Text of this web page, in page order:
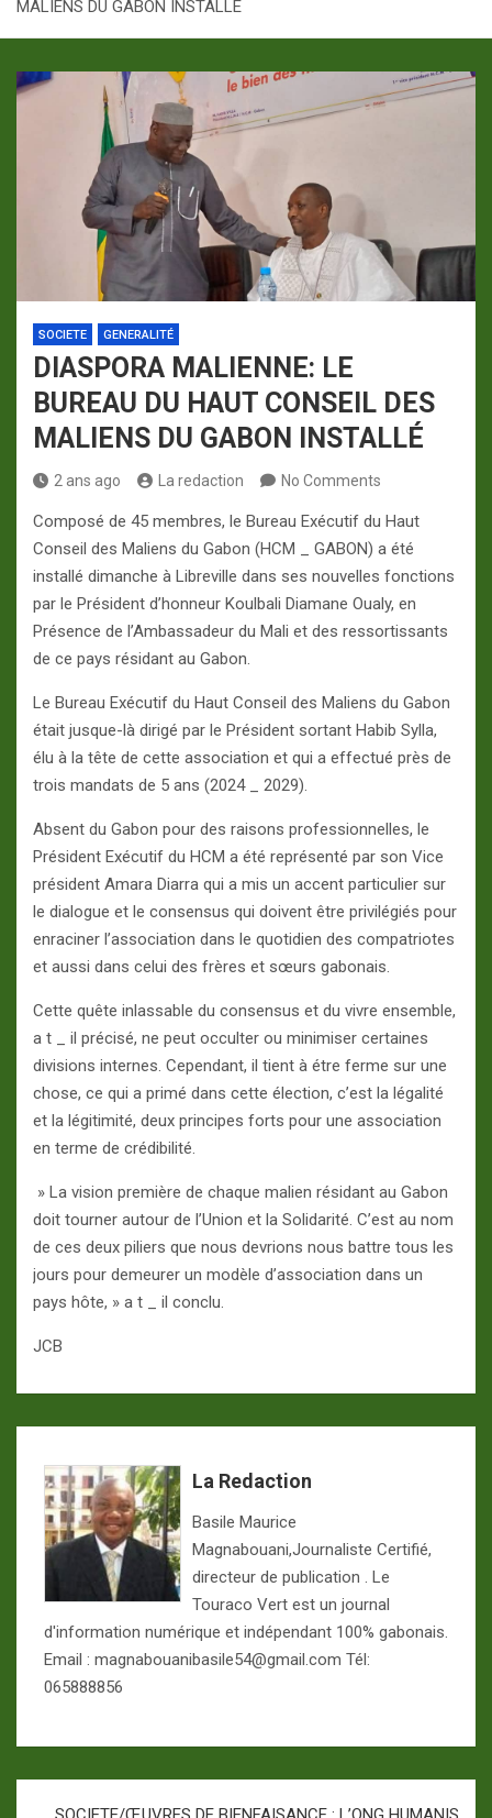
MALIENS DU GABON INSTALLÉ
SOCIETE GENERALITÉ
DIASPORA MALIENNE: LE
BUREAU DU HAUT CONSEIL DES
MALIENS DU GABON INSTALLÉ
2 ans ago La redaction No Comments
Composé de 45 membres, le Bureau Exécutif du Haut
Conseil des Maliens du Gabon (HCM _ GABON) a été
installé dimanche à Libreville dans ses nouvelles fonctions
par le Président d’honneur Koulbali Diamane Oualy, en
Présence de l’Ambassadeur du Mali et des ressortissants
de ce pays résidant au Gabon.
Le Bureau Exécutif du Haut Conseil des Maliens du Gabon
était jusque-là dirigé par le Président sortant Habib Sylla,
élu à la tête de cette association et qui a effectué près de
trois mandats de 5 ans (2024 _ 2029).
Absent du Gabon pour des raisons professionnelles, le
Président Exécutif du HCM a été représenté par son Vice
président Amara Diarra qui a mis un accent particulier sur
le dialogue et le consensus qui doivent être privilégiés pour
enraciner l’association dans le quotidien des compatriotes
et aussi dans celui des frères et sœurs gabonais.
Cette quête inlassable du consensus et du vivre ensemble,
a t _ il précisé, ne peut occulter ou minimiser certaines
divisions internes. Cependant, il tient à étre ferme sur une
chose, ce qui a primé dans cette élection, c’est la légalité
et la légitimité, deux principes forts pour une association
en terme de crédibilité.
» La vision première de chaque malien résidant au Gabon
doit tourner autour de l’Union et la Solidarité. C’est au nom
de ces deux piliers que nous devrions nous battre tous les
jours pour demeurer un modèle d’association dans un
pays hôte, » a t _ il conclu.
JCB
La Redaction
Basile Maurice
Magnabouani,Journaliste Certifié,
directeur de publication . Le
Touraco Vert est un journal
d'information numérique et indépendant 100% gabonais.
Email : magnabouanibasile54@gmail.com Tél:
065888856
p